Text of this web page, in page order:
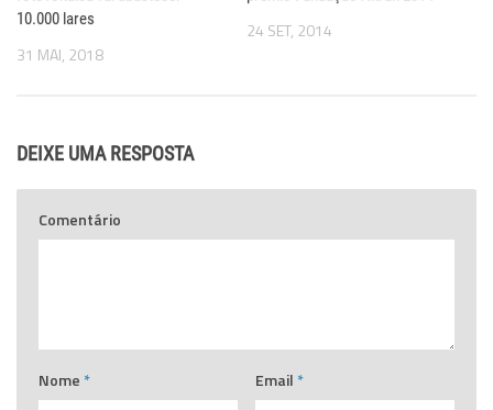
10.000 lares
31 MAI, 2018
24 SET, 2014
DEIXE UMA RESPOSTA
Comentário
Nome * Email *